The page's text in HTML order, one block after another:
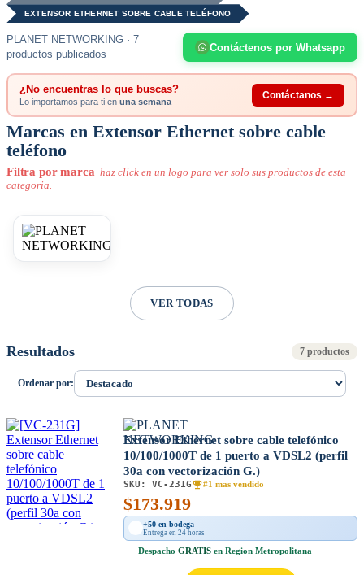
EXTENSOR ETHERNET SOBRE CABLE TELÉFONO
PLANET NETWORKING · 7
productos publicados
Contáctenos por Whatsapp
¿No encuentras lo que buscas?
Lo importamos para ti en una semana
Contáctanos →
Marcas en Extensor Ethernet sobre cable
teléfono
Filtra por marca haz click en un logo para ver solo sus productos de esta
categoria.
VER TODAS
Resultados 7 productos
Ordenar por:
Extensor Ethernet sobre cable telefónico
10/100/1000T de 1 puerto a VDSL2 (perfil
30a con vectorización G.)
SKU: VC-231G #1 mas vendido
$173.919
+50 en bodega
Entrega en 24 horas
Despacho GRATIS en Region Metropolitana